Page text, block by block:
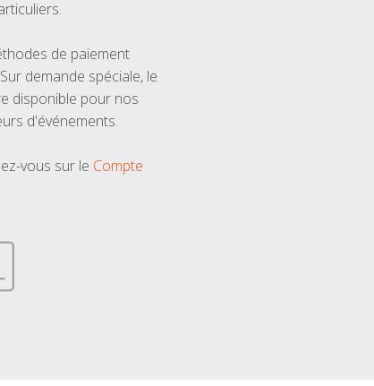
de paiement
demande spéciale, le
disponible pour nos
d'événements.
vous sur le Compte